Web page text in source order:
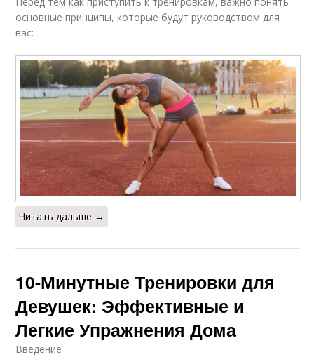
основные принципы, которые будут руководством для
вас:
Читать дальше →
10-Минутные Тренировки для
Девушек: Эффективные и
Легкие Упражнения Дома
Введение